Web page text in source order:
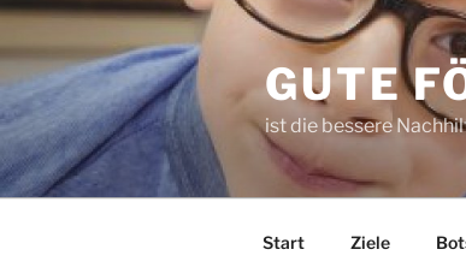
Zum
springen
GUTE
ist die bessere
Start Ziele